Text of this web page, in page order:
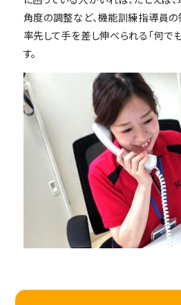
角度の調整など、機能訓練指導員
率先して手を差し伸べられる「何で
す。